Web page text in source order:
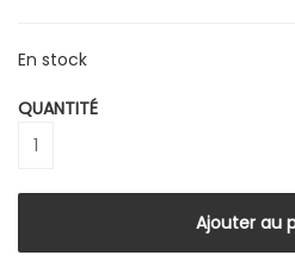
En stock
QUANTITÉ